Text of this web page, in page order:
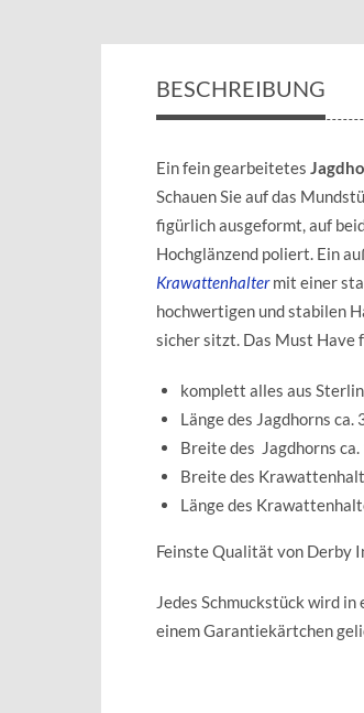
BESCHREIBUNG
Ein fein gearbeitetes
Schauen Sie auf das
figürlich ausgeformt, auf
Hochglänzend poliert. Ein
Krawattenhaltermit einer
hochwertigen und stabilen
sicher sitzt. Das Must Have
komplett alles aus
Länge des Jagdhorns ca.
Breite des Jagdhorns ca.
Breite des
Länge des
Feinste Qualität von Derby
Jedes Schmuckstück wird
einem Garantiekärtchen